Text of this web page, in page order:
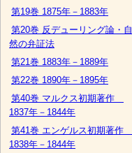
第19巻 1875年－1883年
第20巻 反デューリング論・自
然の弁証法
第21巻 1883年－1889年
第22巻 1890年－1895年
第40巻 マルクス初期著作
1837年－1844年
第41巻 エンゲルス初期著作
1838年－1844年